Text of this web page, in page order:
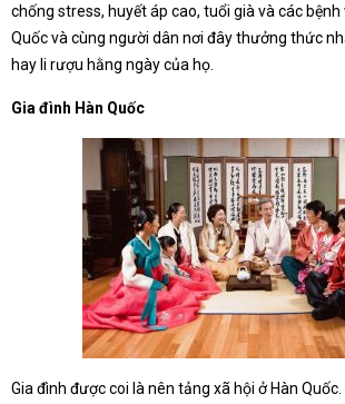
chống stress, huyết áp cao, tuổi già và các bệnh
Quốc và cùng người dân nơi đây thưởng thức
hay li rượu hằng ngày của họ.
Gia đình Hàn Quốc
Gia đình được coi là nên tảng xã hội ở Hàn